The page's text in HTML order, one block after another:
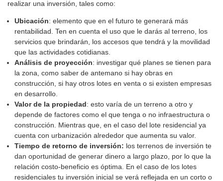
realizar una inversión, tales como:
Ubicación: elemento que en el futuro te generará más
rentabilidad. Ten en cuenta el uso que le darás al terreno, los
servicios que brindarán, los accesos que tendrá y la movilidad
que las actividades cotidianas.
Análisis de proyección: investigar qué planes se tienen para
la zona, como saber de antemano si hay obras en
construcción, si hay otros lotes en venta o si existen empresas
en desarrollo.
Valor de la propiedad: esto varía de un terreno a otro y
depende de factores como el que tenga o no infraestructura o
construcción. Mientras que, en el caso del lote residencial ya
cuenta con urbanización alrededor que aumenta su valor.
Tiempo de retorno de inversión: los terrenos de inversión te
dan oportunidad de generar dinero a largo plazo, por lo que la
relación costo-beneficio es óptima. En el caso de los lotes
residenciales tu inversión inicial se verá reflejada en un corto o